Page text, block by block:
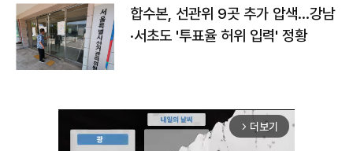
합수본, 선관위 9곳 추가 압색…강남
·서초도 '투표율 허위 입력' 정황
arrow_forward_ios 더보기